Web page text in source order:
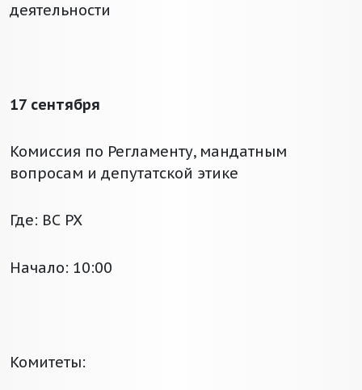
деятельности
17 сентября
Комиссия по Регламенту, мандатным
вопросам и депутатской этике
Где: ВС РХ
Начало: 10:00
Комитеты: